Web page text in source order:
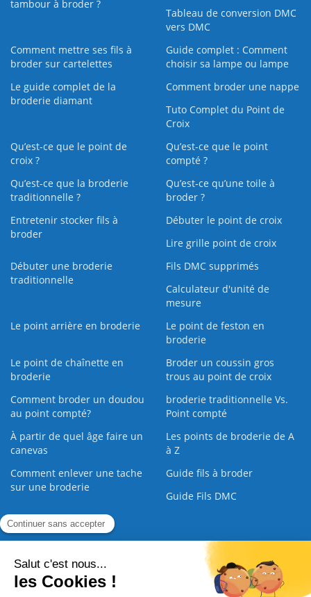
tambour à broder ?
Tableau de conversion DMC
vers DMC
Comment mettre ses fils à
broder sur cartelettes
Guide complet : Comment
choisir sa lampe ou lampe
Le guide complet de la
broderie diamant
Comment broder une nappe
Tuto Complet du Point de
Croix
Qu’est-ce que le point de
croix ?
Qu’est-ce que le point
compté ?
Qu’est-ce que la broderie
traditionnelle ?
Qu’est‑ce qu’une toile à
broder ?
Entretenir stocker fils à
broder
Débuter le point de croix
Lire grille point de croix
Débuter une broderie
traditionnelle
Fils DMC supprimés
Calculateur d'unité de
mesure
Le point arrière en broderie
Le point de feston en
broderie
Le point de chaînette en
broderie
Broder un coussin gros
trous au point de croix
Comment broder un doudou
au point compté?
broderie traditionnelle Vs.
Point compté
À partir de quel âge faire un
canevas
Les points de broderie de A
à Z
Comment enlever une tache
sur une broderie
Guide fils à broder
Guide Fils DMC
Guide de la Broderie